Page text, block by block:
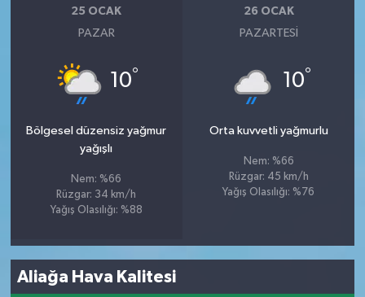
25 OCAK
PAZAR
10°
Bölgesel düzensiz yağmur
yağışlı
Nem: %66
Rüzgar: 34 km/h
Yağış Olasılığı: %88
26 OCAK
PAZARTESI
10°
Orta kuvvetli yağmurlu
Nem: %66
Rüzgar: 45 km/h
Yağış Olasılığı: %76
Aliağa Hava Kalitesi